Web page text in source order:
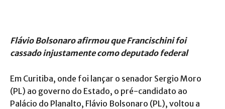
Flávio Bolsonaro afirmou que Francischini foi
cassado injustamente como deputado federal
Em Curitiba, onde foi lançar o senador Sergio Moro
(PL) ao governo do Estado, o pré-candidato ao
Palácio do Planalto, Flávio Bolsonaro (PL), voltou a